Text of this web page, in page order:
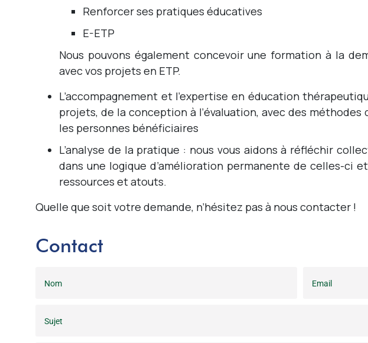
Renforcer ses pratiques éducatives
E-ETP
Nous pouvons également concevoir une formation à la
avec vos projets en ETP.
L’accompagnement et l’expertise en éducation
projets, de la conception à l’évaluation, avec des
les personnes bénéficiaires
L’analyse de la pratique : nous vous aidons à réfléchir
dans une logique d’amélioration permanente de celles-ci
ressources et atouts.
Quelle que soit votre demande, n’hésitez pas à nous contacter !
Contact